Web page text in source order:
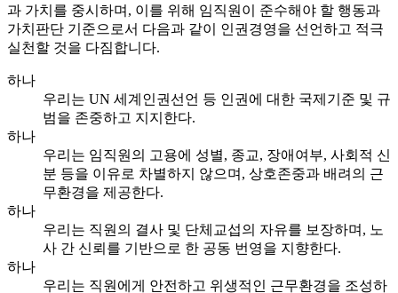
과 가치를 중시하며, 이를 위해 임직원이 준수해야 할 행동과
가치판단 기준으로서 다음과 같이 인권경영을 선언하고 적극
실천할 것을 다짐합니다.
하나
우리는 UN 세계인권선언 등 인권에 대한 국제기준 및 규
범을 존중하고 지지한다.
하나
우리는 임직원의 고용에 성별, 종교, 장애여부, 사회적 신
분 등을 이유로 차별하지 않으며, 상호존중과 배려의 근
무환경을 제공한다.
하나
우리는 직원의 결사 및 단체교섭의 자유를 보장하며, 노
사 간 신뢰를 기반으로 한 공동 번영을 지향한다.
하나
우리는 직원에게 안전하고 위생적인 근무환경을 조성하